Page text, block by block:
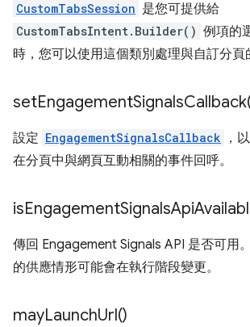
CustomTabsSession 是您可提供給
CustomTabsIntent.Builder() 例項的
時，您可以使用這個類別處理與自訂分頁
setEngagementSignals
設定 EngagementSignalsCallback
，
在分頁中與網頁互動相關的事件回呼。
isEngagementSignalsApi
傳回 Engagement Signals API 是否可用
的供應情形可能會在執行階段變更。
mayLaunchUrl()